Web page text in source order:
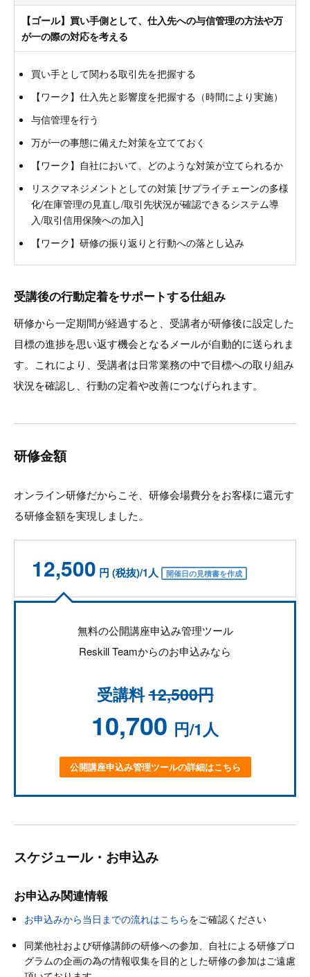
【ゴール】買い手側として、仕入先への与信管理の方法や万
が一の際の対応を考える
買い手として関わる取引先を把握する
【ワーク】仕入先と影響度を把握する（時間により実施）
与信管理を行う
万が一の事態に備えた対策を立てておく
【ワーク】自社において、どのような対策が立てられるか
リスクマネジメントとしての対策 [サプライチェーンの多様
化/在庫管理の見直し/取引先状況が確認できるシステム導
入/取引信用保険への加入]
【ワーク】研修の振り返りと行動への落とし込み
受講後の行動定着をサポートする仕組み
研修から一定期間が経過すると、受講者が研修後に設定した
目標の進捗を思い返す機会となるメールが自動的に送られま
す。これにより、受講者は日常業務の中で目標への取り組み
状況を確認し、行動の定着や改善につなげられます。
研修金額
オンライン研修だからこそ、研修会場費分をお客様に還元す
る研修金額を実現しました。
12,500 円 (税抜)/1人 開催日の見積書を作成
無料の公開講座申込み管理ツール
Reskill Teamからのお申込みなら
受講料12,500円
10,700 円/1人
公開講座申込み管理ツールの詳細はこちら
スケジュール・お申込み
お申込み関連情報
お申込みから当日までの流れはこちらをご確認ください
同業他社および研修講師の研修への参加、自社による研修プロ
グラムの企画の為の情報収集を目的とした研修の参加はご遠慮